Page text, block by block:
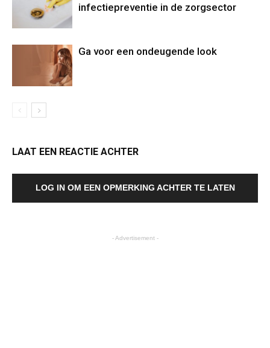
infectiepreventie in de zorgsector
Ga voor een ondeugende look
LAAT EEN REACTIE ACHTER
LOG IN OM EEN OPMERKING ACHTER TE LATEN
- Advertisement -